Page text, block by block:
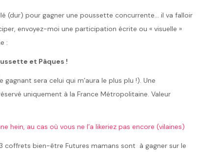
(dur) pour gagner une poussette concurrente… il va falloir
envoyez-moi une participation écrite ou « visuelle »
:
et Pâques !
sera celui qui m’aura le plus plu !). Une
uniquement à la France Métropolitaine. Valeur
hein, au cas où vous ne l’a likeriez pas encore (vilaines)
coffrets bien-être Futures mamans sont à gagner sur le